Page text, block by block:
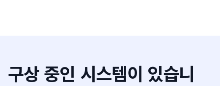
구상 중인 시스템이 있습니